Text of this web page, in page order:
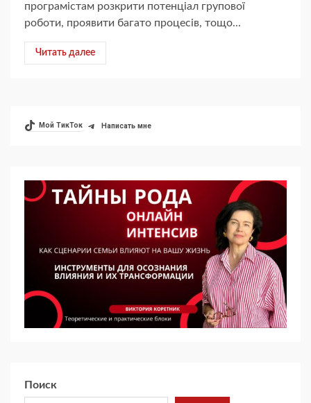
програмістам розкрити потенціал групової
роботи, проявити багато процесів, тощо...
Читать далее
Мой ТикТок Написать мне
Поиск